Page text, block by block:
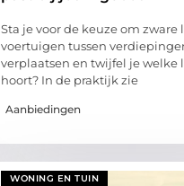
Sta je voor de keuze om zware
voertuigen tussen
verplaatsen en twijfel je welke
hoort? In de praktijk zie
Aanbiedingen
WONING EN TUIN